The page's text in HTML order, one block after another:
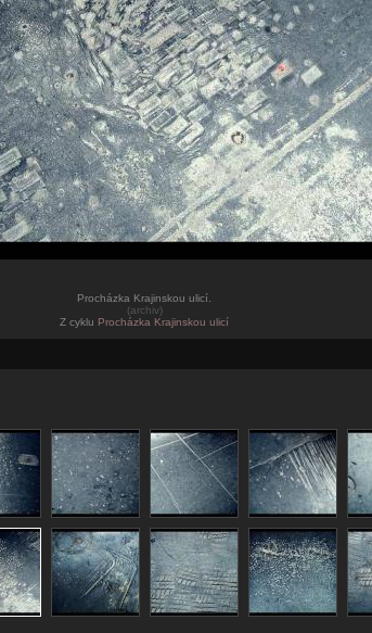
Procházka Krajinskou ulicí.
(archiv)
Z cyklu Procházka Krajinskou ulicí